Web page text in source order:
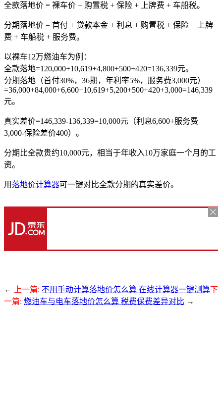
全款落地价 = 裸车价 + 购置税 + 保险 + 上牌费 + 车船税。
分期落地价 = 首付 + 贷款本金 + 利息 + 购置税 + 保险 + 上牌
费 + 车船税 + 服务费。
以裸车12万燃油车为例：
全款落地=120,000+10,619+4,800+500+420=136,339元。
分期落地（首付30%，36期，年利率5%，服务费3,000元）
=36,000+84,000+6,600+10,619+5,200+500+420+3,000=146,339
元。
真实差价=146,339-136,339=10,000元（利息6,600+服务费
3,000-保险差价400）。
分期比全款贵约10,000元，相当于年收入10万家庭一个月的工
资。
用 落地价计算器可一键对比全款分期的真实差价。
← 上一篇: 不用手动计算落地价怎么算 在线计算器一键测算下
一篇: 燃油车与电车落地价怎么算 税费保费差异对比 →